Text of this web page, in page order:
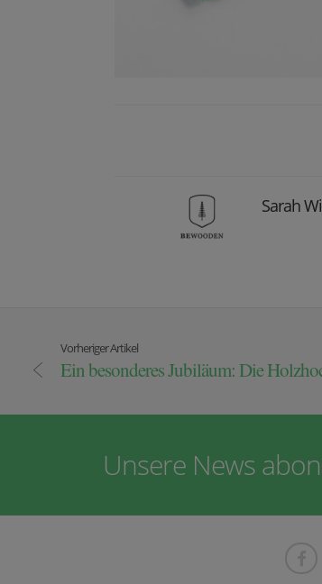
Sarah
Vorheriger Artikel
Ein besonderes Jubiläum: Die
Unsere News